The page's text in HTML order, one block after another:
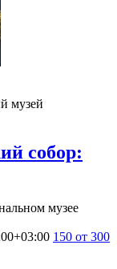
музей
собор:
музее
150 от 300